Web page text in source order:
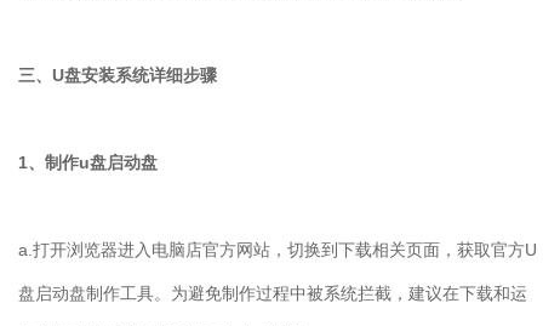
三、U盘安装系统详细步骤
1、制作u盘启动盘
a.打开浏览器进入电脑店官方网站，切换到下载相关页面，获取官方U
盘启动盘制作工具。为避免制作过程中被系统拦截，建议在下载和运